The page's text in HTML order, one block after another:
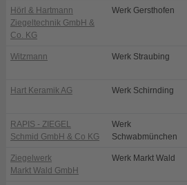
Hörl & Hartmann
Ziegeltechnik GmbH &
Co. KG
Werk Gersthofen
Witzmann Werk Straubing
Hart Keramik AG Werk Schirnding
RAPIS - ZIEGEL
Schmid GmbH & Co KG
Werk
Schwabmünchen
Ziegelwerk
Markt Wald GmbH
Werk Markt Wald